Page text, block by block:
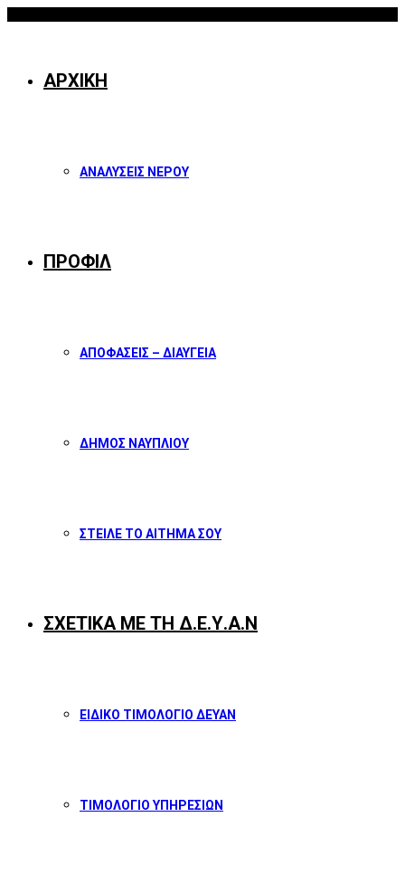
ΑΡΧΙΚΗ
ΑΝΑΛΥΣΕΙΣ ΝΕΡΟΥ
ΠΡΟΦΙΛ
ΑΠΟΦΑΣΕΙΣ – ΔΙΑΥΓΕΙΑ
ΔΗΜΟΣ ΝΑΥΠΛΙΟΥ
ΣΤΕΙΛΕ ΤΟ ΑΙΤΗΜΑ ΣΟΥ
ΣΧΕΤΙΚΑ ΜΕ ΤΗ Δ.Ε.Υ.Α.Ν
ΕΙΔΙΚΟ ΤΙΜΟΛΟΓΙΟ ΔΕΥΑΝ
ΤΙΜΟΛΟΓΙΟ ΥΠΗΡΕΣΙΩΝ